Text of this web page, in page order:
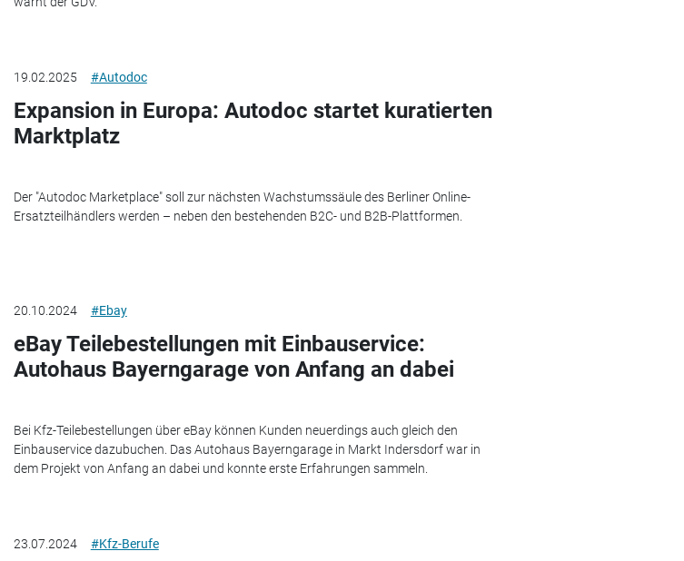
19.02.2025 #Autodoc
Expansion in Europa: Autodoc startet kuratierten
Marktplatz
Der "Autodoc Marketplace" soll zur nächsten Wachstumssäule des Berliner Online-
Ersatzteilhändlers werden – neben den bestehenden B2C- und B2B-Plattformen.
20.10.2024 #Ebay
eBay Teilebestellungen mit Einbauservice:
Autohaus Bayerngarage von Anfang an dabei
Bei Kfz-Teilebestellungen über eBay können Kunden neuerdings auch gleich den
Einbauservice dazubuchen. Das Autohaus Bayerngarage in Markt Indersdorf war in
dem Projekt von Anfang an dabei und konnte erste Erfahrungen sammeln.
23.07.2024 #Kfz-Berufe